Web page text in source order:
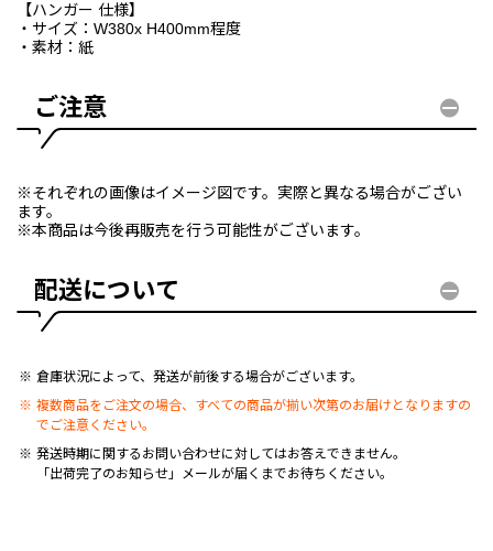
【ハンガー 仕様】
・サイズ：W380x H400mm程度
・素材：紙
ご注意
※それぞれの画像はイメージ図です。実際と異なる場合がござい
ます。
※本商品は今後再販売を行う可能性がございます。
配送について
倉庫状況によって、発送が前後する場合がございます。
複数商品をご注文の場合、すべての商品が揃い次第のお届けとなりますの
でご注意ください。
発送時期に関するお問い合わせに対してはお答えできません。
「出荷完了のお知らせ」メールが届くまでお待ちください。